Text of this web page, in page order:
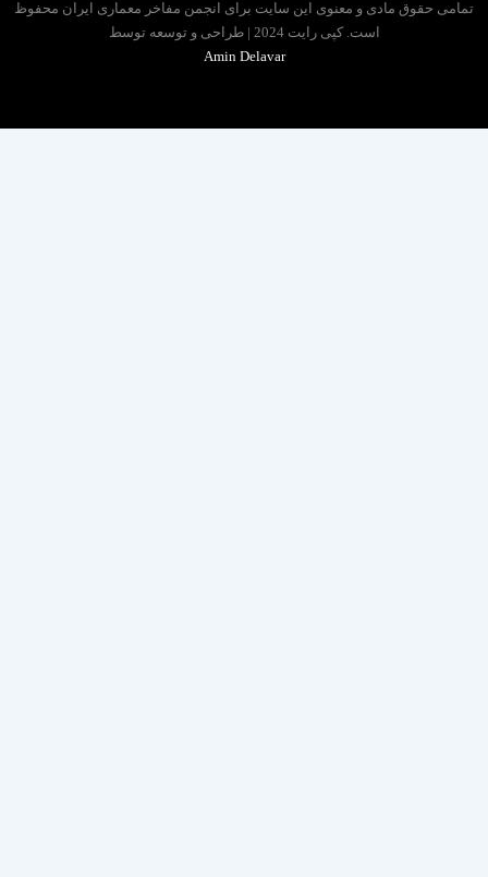
حقوق مادی و معنوی این سایت برای انجمن مفاخر معماری ایران محفوظ
است. کپی رایت 2024 | طراحی و توسعه توسط
Amin Delavar